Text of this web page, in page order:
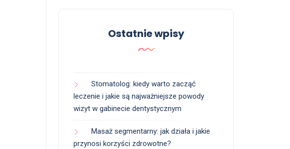
Ostatnie wpisy
Stomatolog: kiedy warto zacząć
leczenie i jakie są najważniejsze powody
wizyt w gabinecie dentystycznym
Masaż segmentarny: jak działa i jakie
przynosi korzyści zdrowotne?